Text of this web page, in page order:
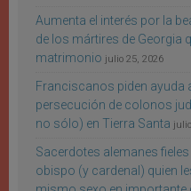
Aumenta el interés por la
de los mártires de Georgia
matrimonio julio 25, 2026
Franciscanos piden ayuda
persecución de colonos
no sólo) en Tierra Santa
Sacerdotes alemanes
obispo (y cardenal) quien